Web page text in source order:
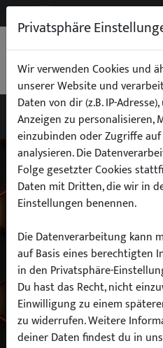
Wähle
finde alle
Hersteller:
Modell:
Privatsphäre
Wir verwenden Cookies und
unserer Website und
Daten von dir (z.B. IP-
Anzeigen zu
einzubinden oder Zugriffe
analysieren. Die
Folge gesetzter Cookies
Daten mit Dritten, die wir in
Einstellungen benennen.
Die Datenverarbeitung kann
auf Basis eines berechtigten
in den Privatsphäre-
Du hast das Recht, nicht
Einwilligung zu einem
zu widerrufen. Weitere
deiner Daten findest du in